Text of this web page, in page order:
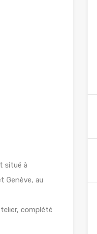
situé à
Genève, au
complété